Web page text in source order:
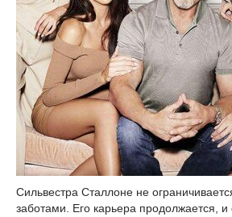
Сильвестра Сталлоне не
заботами. Его карьера продолжается, и